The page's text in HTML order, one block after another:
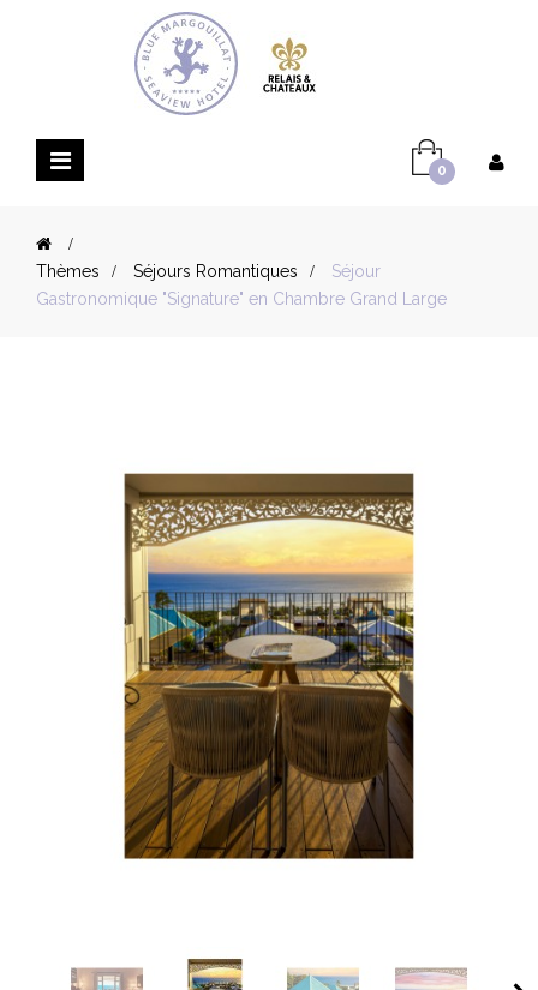
Basculer
navigation
0
>
Thèmes
> Séjours Romantiques >
Séjour
Gastronomique "Signature" en Chambre Grand Large